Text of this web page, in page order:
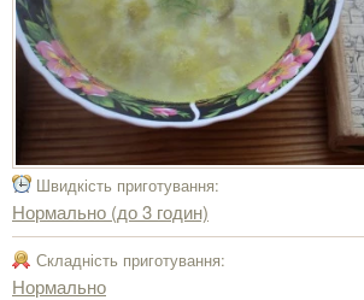
Швидкість приготування:
Нормально (до 3 годин)
Складність приготування:
Нормально